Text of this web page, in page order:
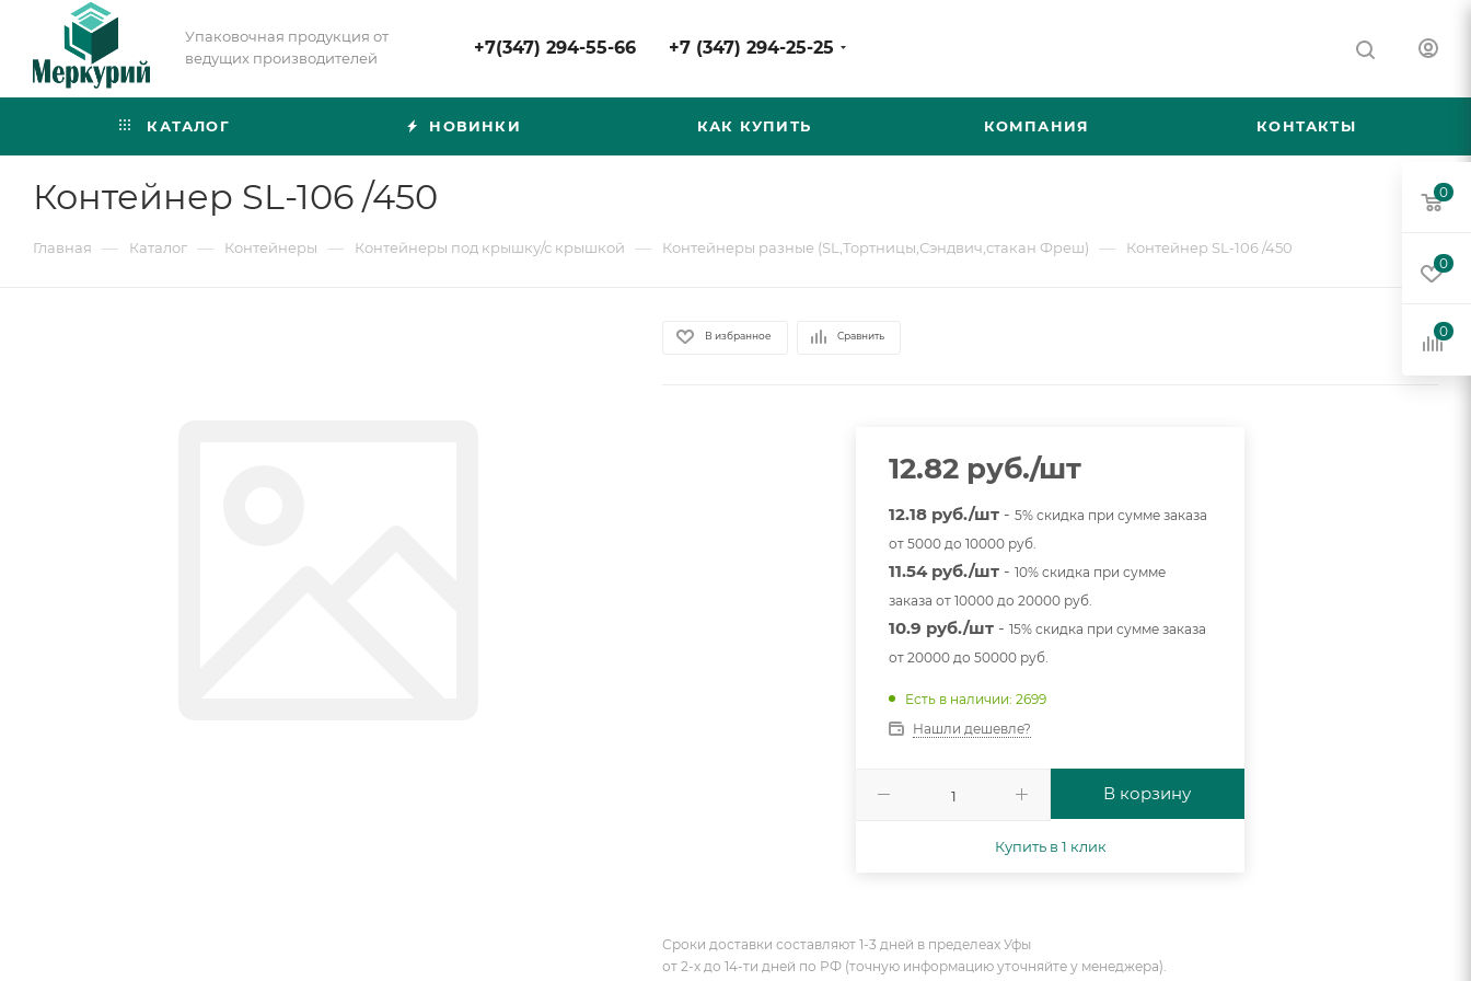
Упаковочная продукция от
ведущих производителей
+7(347) 294-55-66 +7 (347) 294-25-25
КАТАЛОГ НОВИНКИ КАК КУПИТЬ КОМПАНИЯ КОНТАКТЫ
Контейнер SL-106 /450
Главная — Каталог — Контейнеры — Контейнеры под крышку/с крышкой — Контейнеры разные (SL,Тортницы,Сэндвич,стакан Фреш) — Контейнер SL-106 /450
В избранное Сравнить
12.82 руб./шт
12.18 руб./шт -5% скидка при сумме заказа
от 5000 до 10000 руб.
11.54 руб./шт -10% скидка при сумме
заказа от 10000 до 20000 руб.
10.9 руб./шт -15% скидка при сумме заказа
от 20000 до 50000 руб.
Есть в наличии: 2699
Нашли дешевле?
В корзину
Купить в 1 клик
Сроки доставки составляют 1-3 дней в пределеах Уфы
от 2-х до 14-ти дней по РФ (точную информацию уточняйте у менеджера).
0
0
0